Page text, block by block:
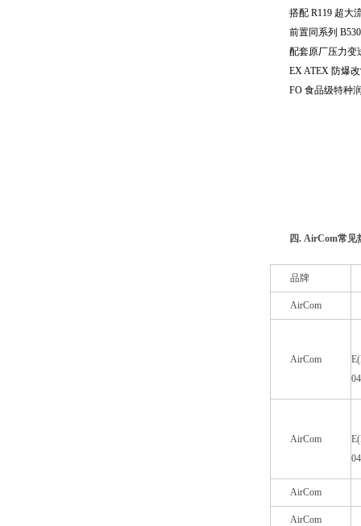
搭配 R119 超大
前置同系列
配套原厂压力变
EX ATEX 防爆
FO 食品级特种
四. AirCom常见
品牌
AirCom
AirCom
AirCom
AirCom
AirCom